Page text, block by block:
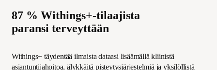
87 % Withings+-tilaajista
paransi terveyttään
Withings+ täydentää ilmaista dataasi lisäämällä kliinistä
asiantuntijahoitoa, älykkäitä pisteytysjärjestelmiä ja yksilöllistä